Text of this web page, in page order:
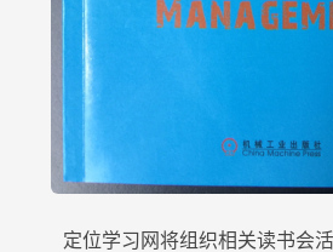
定位学习网将组织相关读书会